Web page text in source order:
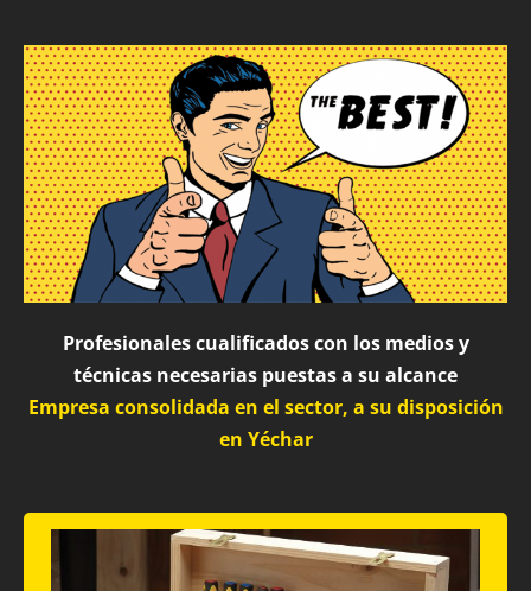
Profesionales cualificados con los medios y
técnicas necesarias puestas a su alcance
Empresa consolidada en el sector, a su disposición
en Yéchar